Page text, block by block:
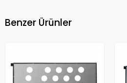
Benzer Ürünler